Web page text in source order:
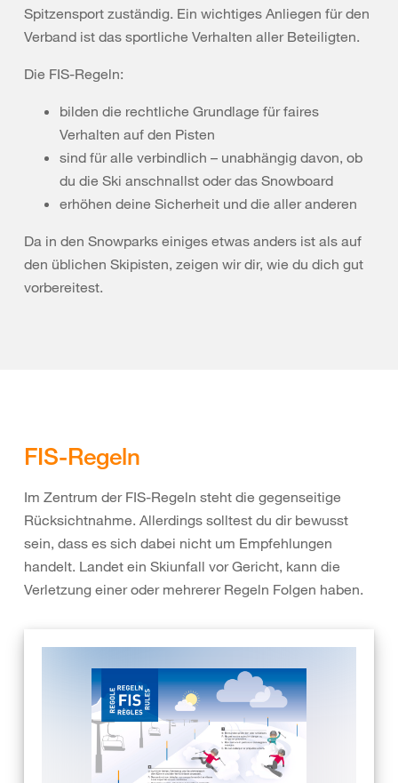
Spitzensport zuständig. Ein wichtiges Anliegen für den
Verband ist das sportliche Verhalten aller Beteiligten.
Die FIS-Regeln:
bilden die rechtliche Grundlage für faires
Verhalten auf den Pisten
sind für alle verbindlich – unabhängig davon, ob
du die Ski anschnallst oder das Snowboard
erhöhen deine Sicherheit und die aller anderen
Da in den Snowparks einiges etwas anders ist als auf
den üblichen Skipisten, zeigen wir dir, wie du dich gut
vorbereitest.
FIS-Regeln
Im Zentrum der FIS-Regeln steht die gegenseitige
Rücksichtnahme. Allerdings solltest du dir bewusst
sein, dass es sich dabei nicht um Empfehlungen
handelt. Landet ein Skiunfall vor Gericht, kann die
Verletzung einer oder mehrerer Regeln Folgen haben.